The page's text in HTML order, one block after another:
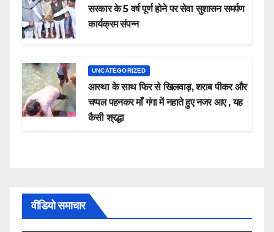
सरकार के 5 वर्ष पूर्ण होने पर सेवा सुशासन समर्पण
कार्यक्रम संपन्न
UNCATEGORIZED
आस्था के साथ फिर से खिलवाड़, शराब पीकर और
चप्पल पहनकर माँ गंगा में नहाते हुए नजर आए , यह
कैसी श्रद्धा
वीडियो समाचार